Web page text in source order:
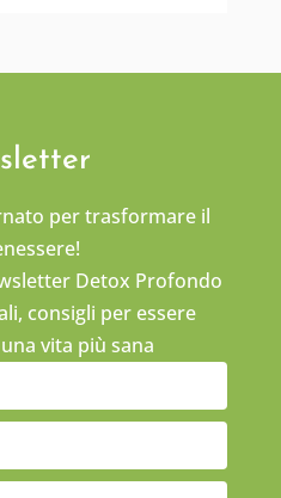
per trasformare il
Detox Profondo
consigli per essere
vita più sana